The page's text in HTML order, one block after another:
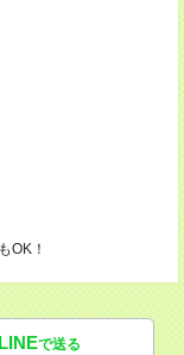
OK！
LINEで送る